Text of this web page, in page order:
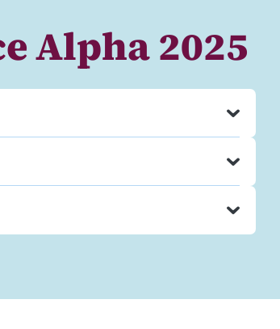
Alpha 2025